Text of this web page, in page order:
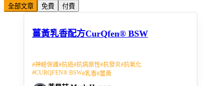
全部文章
免費 付費
薑黃乳香配方CurQfen® BSW
#神經保護#抗癌#抗病原性#抗發炎#抗氧化
#CURQFEN® BSW#乳香#薑黃